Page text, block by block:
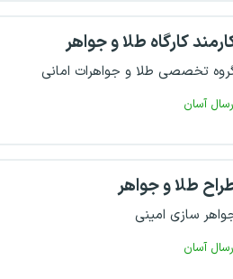
کارگاه طلا و جواهر
تخصصی طلا و جواهرات امانی
آسان
طلا و جواهر
سازی امینی
آسان